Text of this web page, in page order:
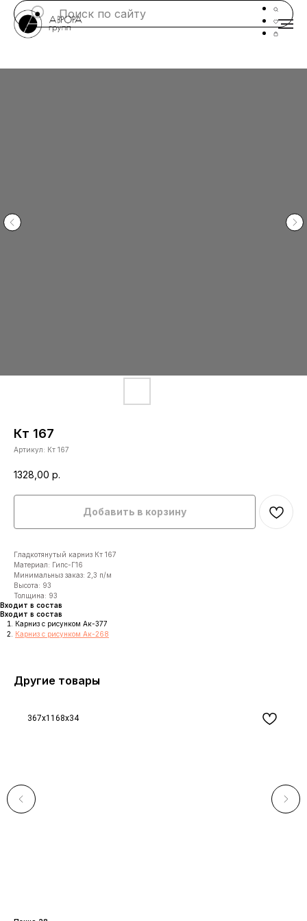
Кт 167
Артикул: Кт 167
1328,00 р.
Добавить в корзину
Гладкотянутый карниз Кт 167
Материал: Гипс-Г16
Минимальныз заказ: 2,3 п/м
Высота: 93
Толщина: 93
Входит в состав
Входит в состав
Карниз с рисунком Ак-377
Карниз с рисунком Ак-268
Другие товары
367x1168x34